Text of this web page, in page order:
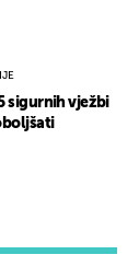
sigurnih vježbi